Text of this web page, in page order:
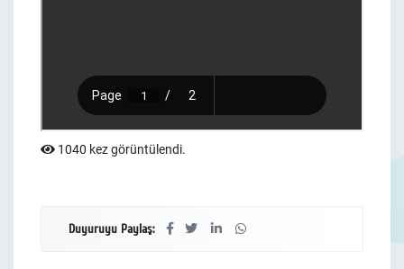
1040 kez görüntülendi.
Duyuruyu Paylaş: